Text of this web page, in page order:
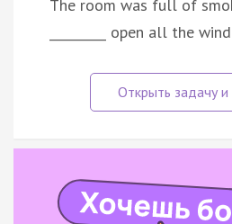
The room was full of
_________ open all the